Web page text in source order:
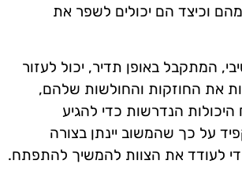
וכיצד הם יכולים לשפר את
המתקבל באופן תדיר, יכול לעזור
את החוזקות והחולשות שלהם,
הנדרשות כדי להגיע
על כך שהמשוב יינתן בצורה
לעודד את הצוות להמשיך להתפתח.